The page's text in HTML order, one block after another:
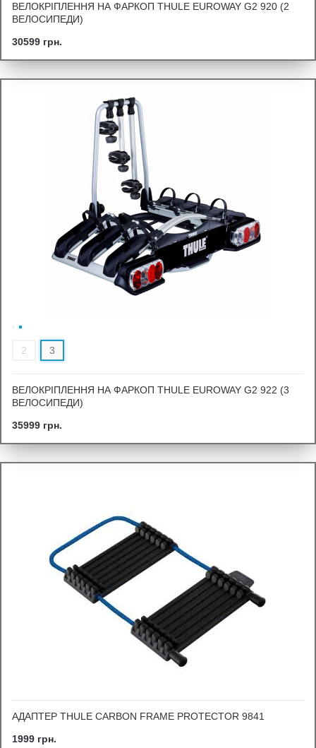
ВЕЛОКРІПЛЕННЯ НА ФАРКОП THULE EUROWAY G2 920 (2
ВЕЛОСИПЕДИ)
30599 грн.
2 3
ВЕЛОКРІПЛЕННЯ НА ФАРКОП THULE EUROWAY G2 922 (3
ВЕЛОСИПЕДИ)
35999 грн.
АДАПТЕР THULE CARBON FRAME PROTECTOR 9841
1999 грн.